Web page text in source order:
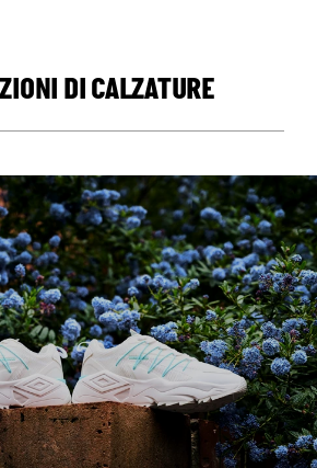
DI CALZATURE